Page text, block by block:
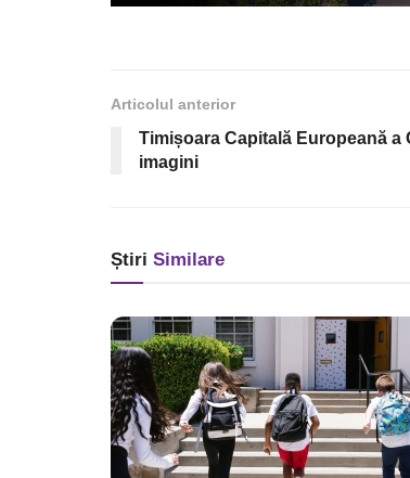
Articolul anterior
Timișoara Capitală Europeană a
imagini
Știri Similare